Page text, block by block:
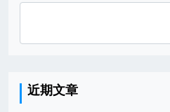
近期文章